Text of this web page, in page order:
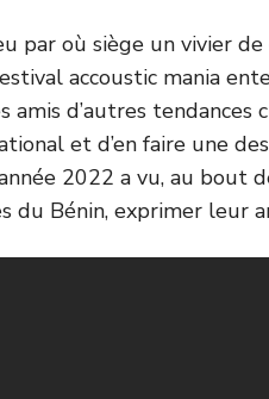
par où siège un vivier
accoustic mania
amis d’autres
et d’en faire une
2022 a vu, au bout
du Bénin, exprimer leur